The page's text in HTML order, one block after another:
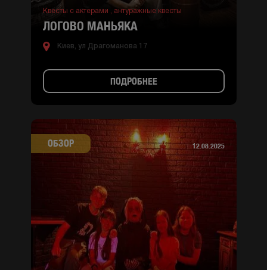
Квесты с актерами , антуражные квесты
ЛОГОВО МАНЬЯКА
Киев, ул Драгоманова 17
ПОДРОБНЕЕ
ОБЗОР 12.08.2025